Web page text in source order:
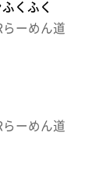
くふく
らーめん道
らーめん道